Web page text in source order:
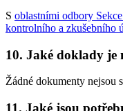
S oblastními odbory
kontrolního a zkušebního
10. Jaké doklady je
Žádné dokumenty nejsou
11. Jaké jsou